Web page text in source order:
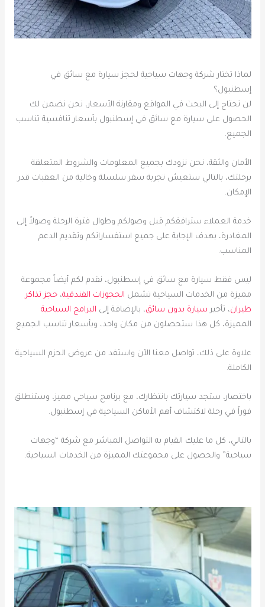
لماذا تختار شركة وجهات سياحية لحجز سيارة مع سائق في
إسطنبول؟
لن تحتاج إلى البحث في المواقع ومقارنة الأسعار، نحن نضمن لك
الحصول على سيارة مع سائق في إسطنبول بأسعار تنافسية تناسب
الجميع.
الأمان والثقة، نحن نزودك بجميع المعلومات والشروط المتعلقة
برحلتك، بالتالي ستعيش تجربة سفر سلسلة وخالية من العقبات قدر
الإمكان.
خدمة العملاء سترافقكم قبل وصولكم وطوال فترة الرحلة وصولاً إلى
المغادرة، بهدف الإجابة على جميع استفساراتكم وتقديم الدعم
المناسب.
ليس فقط سيارة مع سائق في إسطنبول، نقدم لكم أيضاً مجموعة
مميزة من الخدمات السياحية تشمل الحجوزات الفندقية،حجز تذاكر
طيران، تأجير سيارة بدون سائق، بالإضافة إلى البرامج السياحية
المميزة، كل هذا ستحصلون من مكان واحد، وبأسعار تناسب الجميع.
علاوة على ذلك، تواصل معنا الآن واستفد من عروض الحزم السياحية
الكاملة.
باختصار، ستجد سيارتك بانتظارك، مع برنامج سياحي مميز، وستنطلق
فوراً في رحلة لاكتشاف أهم الأماكن السياحية في إسطنبول.
بالتالي، كل ما عليك القيام به التواصل المباشر مع شركة “وجهات
سياحية” والحصول على مجموعتك المميزة من الخدمات السياحية.